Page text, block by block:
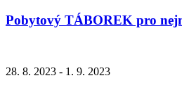
Pobytový TÁBOREK pro
28. 8. 2023 - 1. 9. 2023